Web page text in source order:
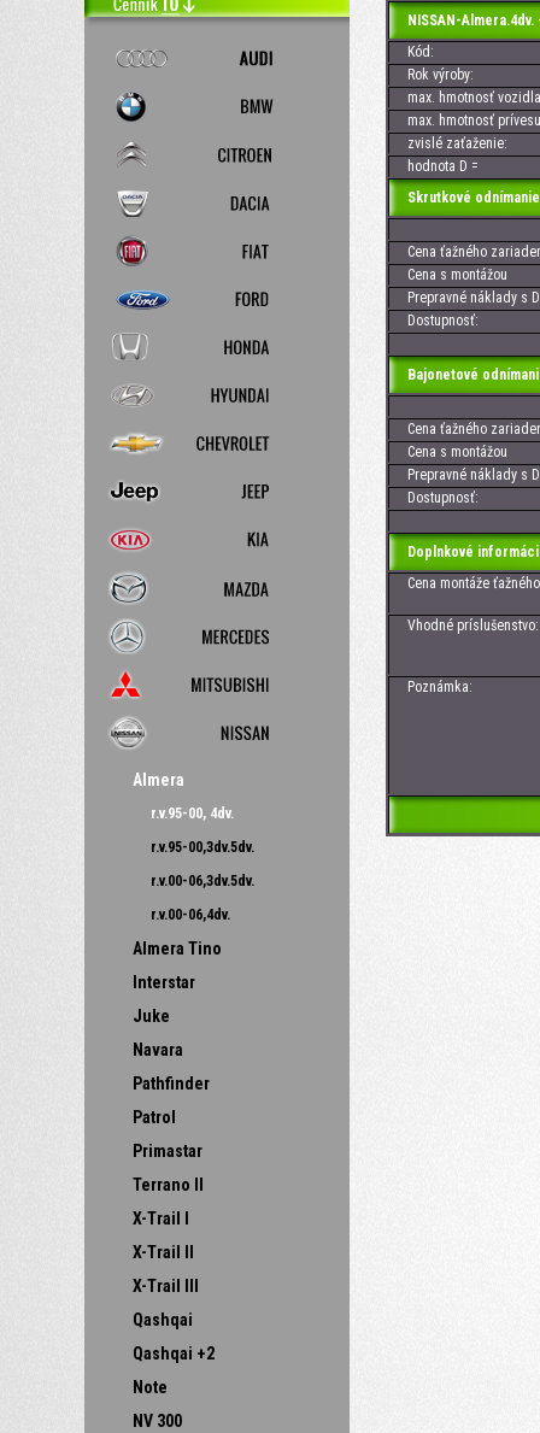
Almera
r.v.95-00, 4dv.
r.v.95-00,3dv.5dv.
r.v.00-06,3dv.5dv.
r.v.00-06,4dv.
Almera Tino
Interstar
Juke
Navara
Pathfinder
Patrol
Primastar
Terrano II
X-Trail I
X-Trail II
X-Trail III
Qashqai
Qashqai +2
Note
NV 300
NISSAN-
Kód:
Rok výroby:
max. hmotnosť
max. hmotnosť
zvislé zaťaženie:
hodnota D =
Skrutkové
Cena ťažného
Cena s montážou
Prepravné náklady s
Dostupnosť:
Bajonetové
Cena ťažného
Cena s montážou
Prepravné náklady s
Dostupnosť:
Doplnkové
Cena montáže
Vhodné príslušenstvo:
Poznámka: